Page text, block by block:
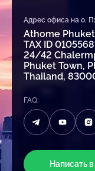
Адрес офиса на о.
Athome
TAX ID
24/42
Phuket Town,
Thailand,
FAQ:
Написать